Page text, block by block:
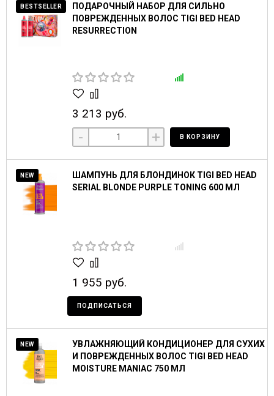
BESTSELLER
ПОДАРОЧНЫЙ НАБОР ДЛЯ СИЛЬНО
ПОВРЕЖДЕННЫХ ВОЛОС TIGI BED HEAD
RESURRECTION
3 213 руб.
- + В КОРЗИНУ
NEW
ШАМПУНЬ ДЛЯ БЛОНДИНОК TIGI BED HEAD
SERIAL BLONDE PURPLE TONING 600 МЛ
1 955 руб.
ПОДПИСАТЬСЯ
NEW
УВЛАЖНЯЮЩИЙ КОНДИЦИОНЕР ДЛЯ СУХИХ
И ПОВРЕЖДЕННЫХ ВОЛОС TIGI BED HEAD
MOISTURE MANIAC 750 МЛ